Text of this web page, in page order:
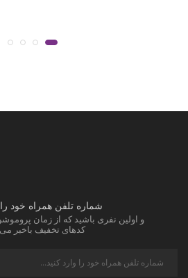
شماره تلفن همراه خود را
و اولین نفری باشید که از زمان
کدهای تخفیف باخبر